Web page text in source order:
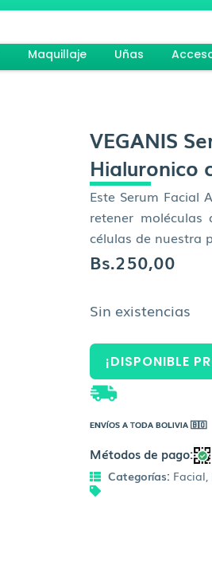
Maquillaje Uñas
VEGANIS
Hialuronico
Este Serum Facial
retener
células de nuestra
Bs.250,00
Sin existencias
¡DISPONIBLE
ENVÍOS A TODA BOLIVIA 🇧🇴
Métodos de pago:
Categorías: Facial